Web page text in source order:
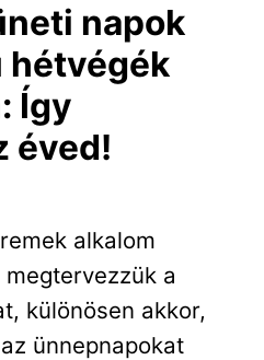
napok
hétvégék
Így
éved!
alkalom
a
különösen akkor,
ünnepnapokat